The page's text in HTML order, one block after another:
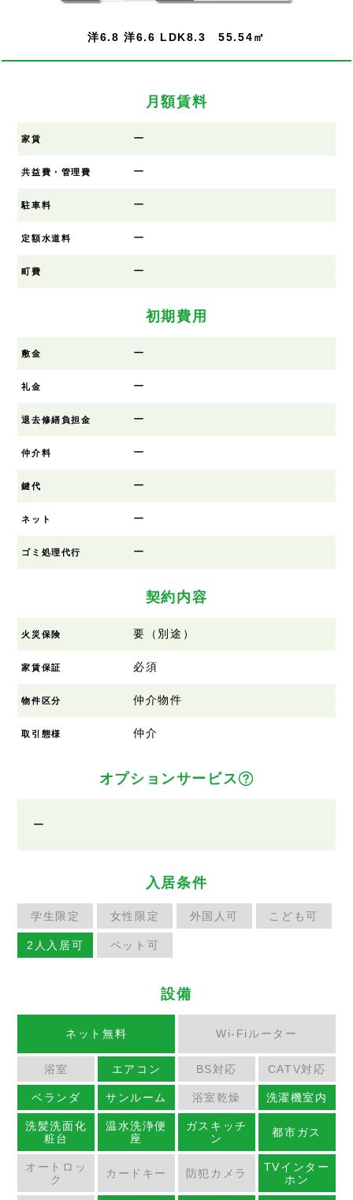
洋6.8 洋6.6 LDK8.3 55.54㎡
月額賃料
家賃 ー
共益費・管理費 ー
駐車料 ー
定額水道料 ー
町費 ー
初期費用
敷金 ー
礼金 ー
退去修繕負担金 ー
仲介料 ー
鍵代 ー
ネット ー
ゴミ処理代行 ー
契約内容
火災保険 要（別途）
家賃保証 必須
物件区分 仲介物件
取引態様 仲介
オプションサービス
ー
入居条件
学生限定 女性限定 外国人可 こども可
2人入居可 ペット可
設備
ネット無料 Wi-Fiルーター
浴室 エアコン BS対応 CATV対応
ベランダ サンルーム 浴室乾燥 洗濯機室内
洗髪洗面化
粧台
温水洗浄便
座
ガスキッチ
ン
都市ガス
オートロッ
ク
カードキー 防犯カメラ
TVインター
ホン